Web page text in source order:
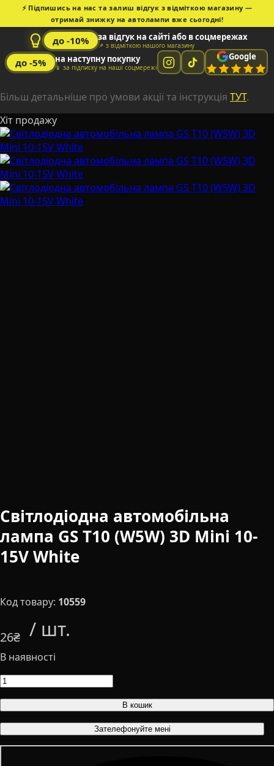
⚡ Підпишись на нас та залиш відгук з відміткою магазину —
отримай знижку на автолампи вже сьогодні!
до -10% за відгук на сайті або в соцмережах
📌 з відміткою нашого магазину
до -5% на наступну покупку
📱 за підписку на наші соцмережі
Google
Більш детальніше про умови акції та інструкція ТУТ.
Хіт продажу
Світлодіодна автомобільна
лампа GS T10 (W5W) 3D Mini 10-
15V White
10559
26₴
В кошик
Зателефонуйте мені